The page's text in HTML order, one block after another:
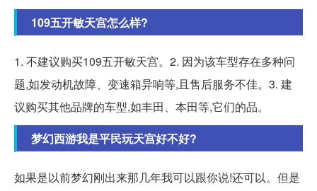
109五开敏天宫怎么样?
1. 不建议购买109五开敏天宫。2. 因为该车型存在多种问
题,如发动机故障、变速箱异响等,且售后服务不佳。3. 建
议购买其他品牌的车型,如丰田、本田等,它们的品。
梦幻西游我是平民玩天宫好不好?
如果是以前梦幻刚出来那几年我可以跟你说!还可以。但是